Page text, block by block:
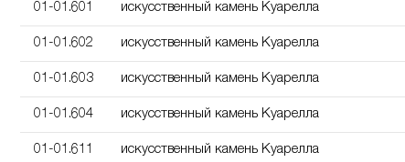
01-01.601 искусственный камень Куарелла
01-01.602 искусственный камень Куарелла
01-01.603 искусственный камень Куарелла
01-01.604 искусственный камень Куарелла
01-01.611 искусственный камень Куарелла